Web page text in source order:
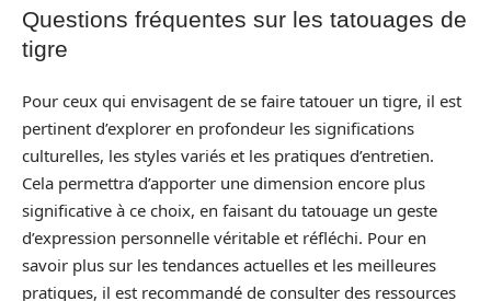
Questions fréquentes sur les tatouages de
tigre
Pour ceux qui envisagent de se faire tatouer un tigre, il est
pertinent d’explorer en profondeur les significations
culturelles, les styles variés et les pratiques d’entretien.
Cela permettra d’apporter une dimension encore plus
significative à ce choix, en faisant du tatouage un geste
d’expression personnelle véritable et réfléchi. Pour en
savoir plus sur les tendances actuelles et les meilleures
pratiques, il est recommandé de consulter des ressources